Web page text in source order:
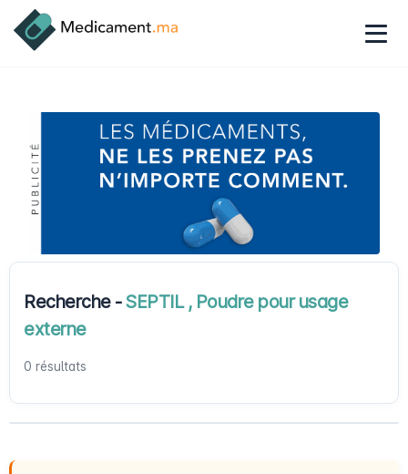
Recherche -SEPTIL , Poudre pour usage
externe
0 résultats